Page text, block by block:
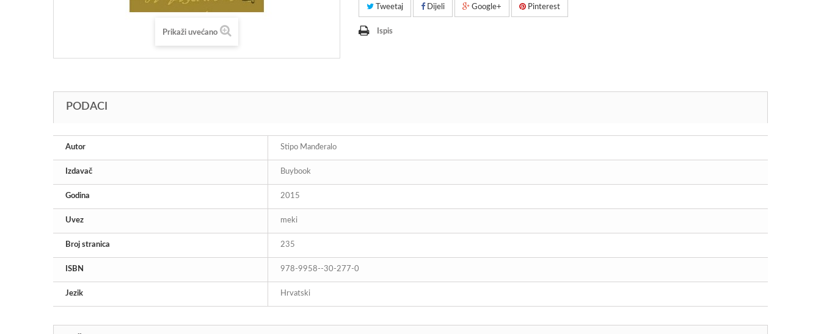
Prikaži uvećano
Tweetaj Dijeli Google+ Pinterest
Ispis
PODACI
Autor Stipo Manđeralo
Izdavač Buybook
Godina 2015
Uvez meki
Broj stranica 235
ISBN 978-9958--30-277-0
Jezik Hrvatski